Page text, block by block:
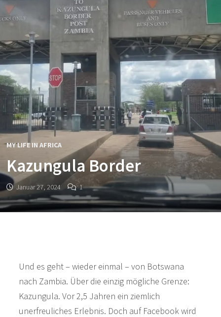
MY LIFE IN AFRICA
Kazungula Border
Januar 27, 2024 1
Und es geht – wieder einmal – von Botswana
nach Zambia. Über die einzig mögliche Grenze:
Kazungula. Vor 2,5 Jahren ein ziemlich
unerfreuliches Erlebnis. Doch auf Facebook wird